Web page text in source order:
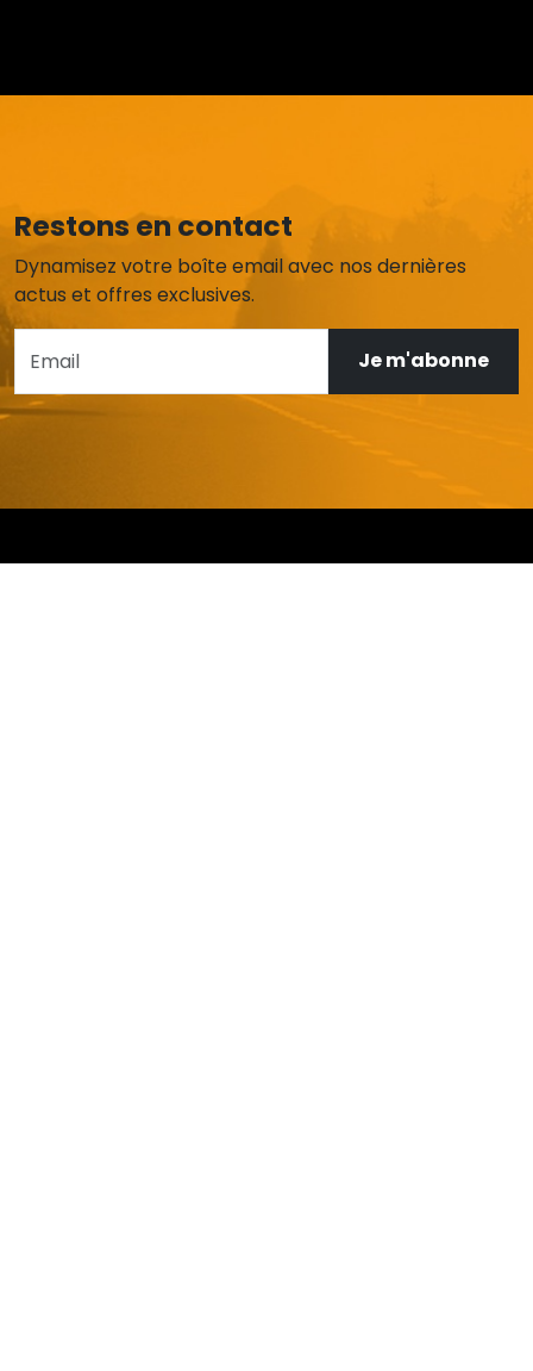
Restons en contact
Dynamisez votre boîte email avec nos dernières
actus et offres exclusives.
Je m'abonne